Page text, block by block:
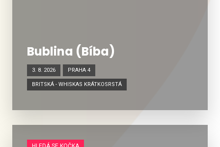
Bublina (Bíba)
3. 8. 2026 PRAHA 4
BRITSKÁ - WHISKAS KRÁTKOSRSTÁ